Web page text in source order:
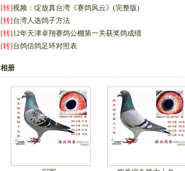
[转]视频：绽放真台湾《赛鸽风云》(完整版)
[转] 台湾人选鸽子方法
[转] 12年天津卓翔赛鸽公棚第一关获奖鸽成绩
[转] 台鸽信鸽足环对照表
相册